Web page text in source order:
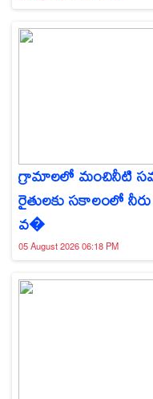
గ్రామాలలో మంచినీటి
రైతులకు సకాలంలో
వ�
05 August 2026 06:18 PM